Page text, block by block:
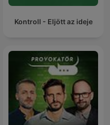
Kontroll - Eljött az ideje